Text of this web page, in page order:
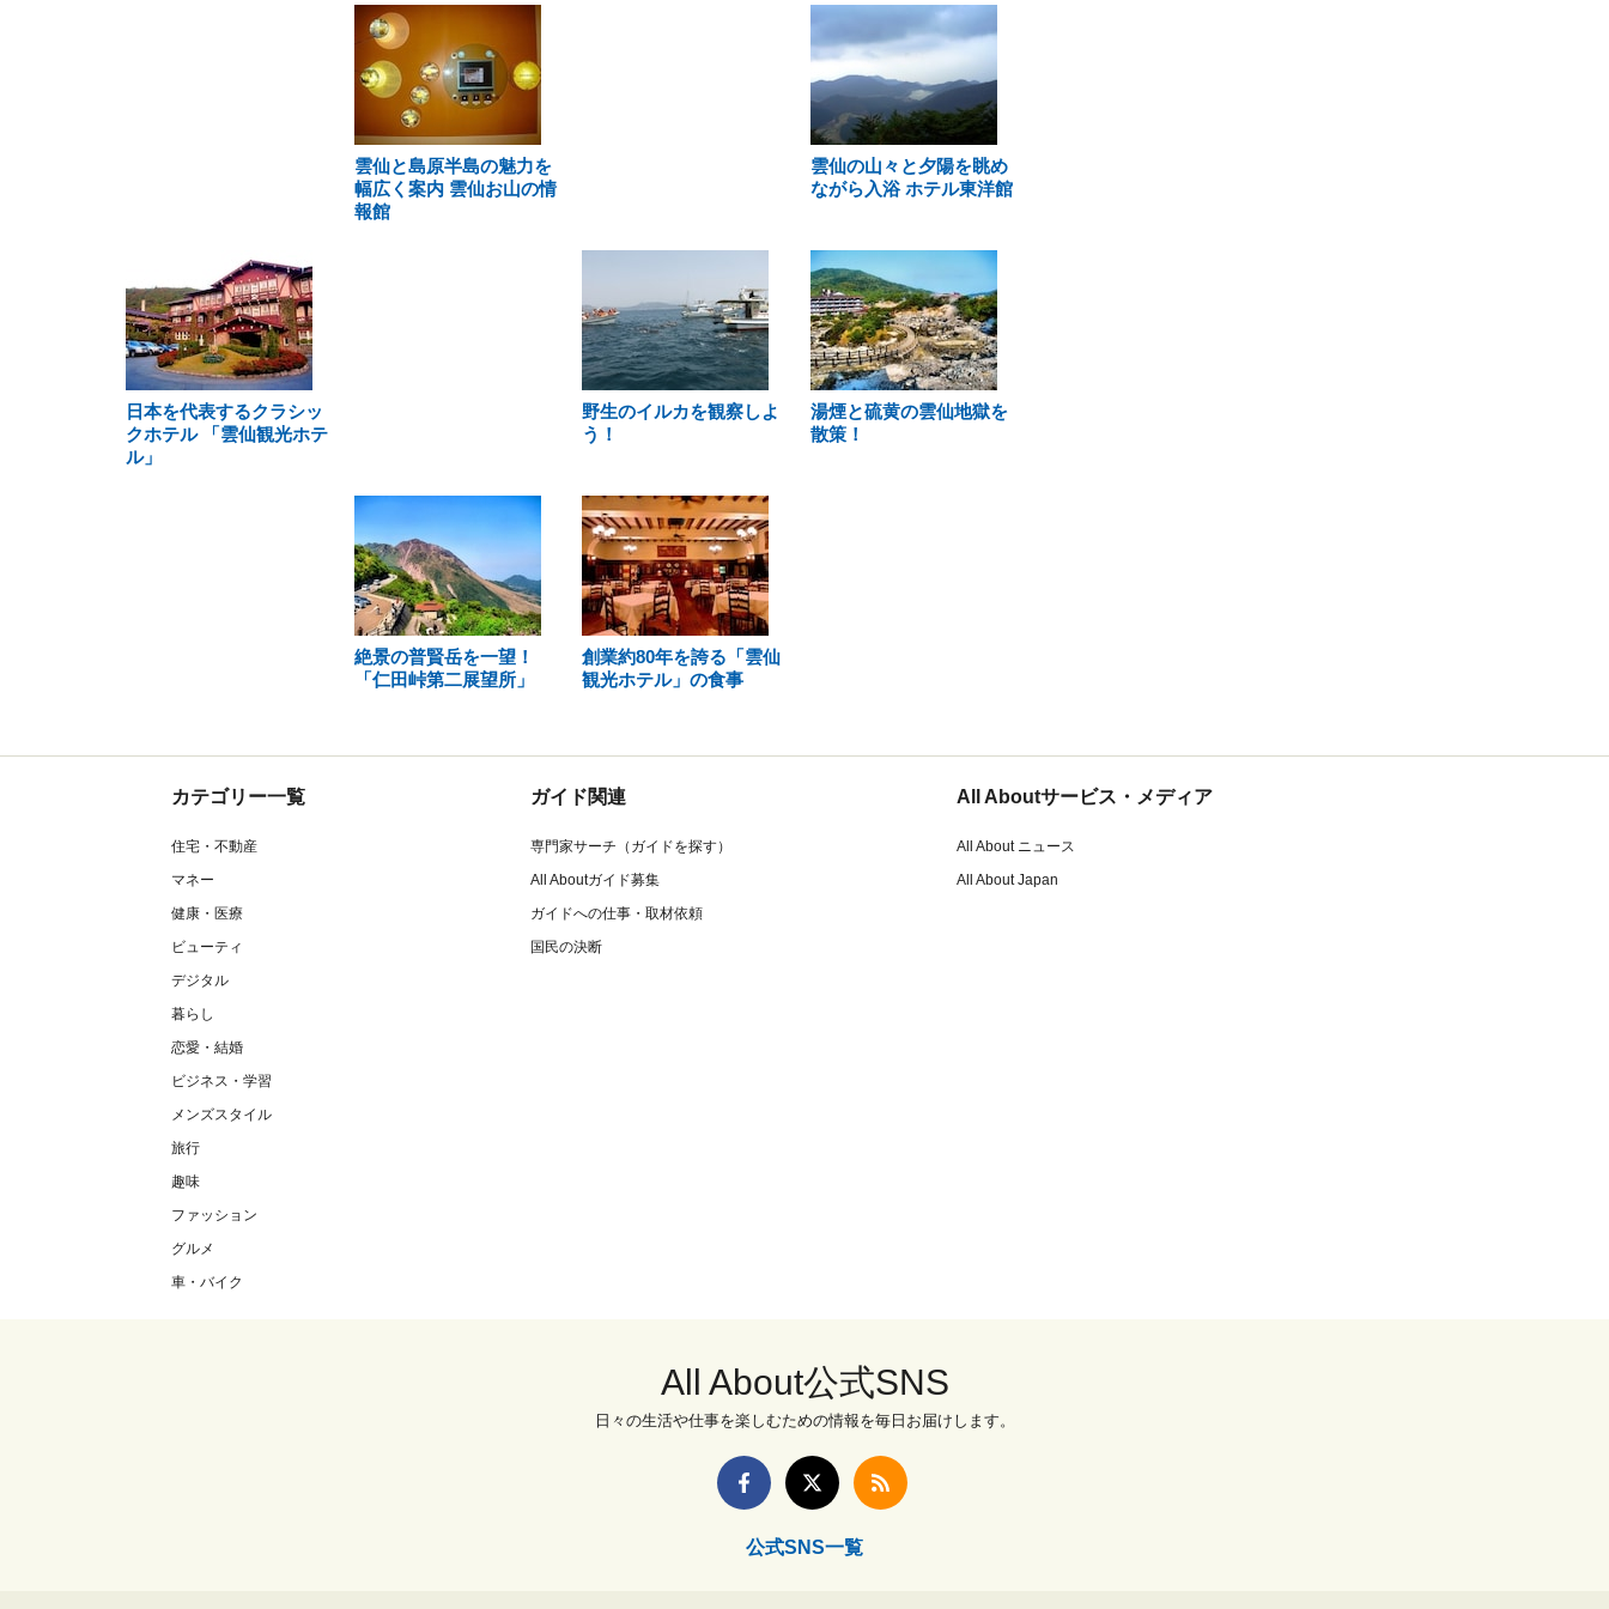
雲仙と島原半島の魅力を
幅広く案内 雲仙お山の情
報館
雲仙の山々と夕陽を眺め
ながら入浴 ホテル東洋館
日本を代表するクラシッ
クホテル 「雲仙観光ホテ
ル」
野生のイルカを観察しよ
う！
湯煙と硫黄の雲仙地獄を
散策！
絶景の普賢岳を一望！
「仁田峠第二展望所」
創業約80年を誇る「雲仙
観光ホテル」の食事
カテゴリー一覧
住宅・不動産
マネー
健康・医療
ビューティ
デジタル
暮らし
恋愛・結婚
ビジネス・学習
メンズスタイル
旅行
趣味
ファッション
グルメ
車・バイク
ガイド関連
専門家サーチ（ガイドを探す）
All Aboutガイド募集
ガイドへの仕事・取材依頼
国民の決断
All Aboutサービス・メディア
All About ニュース
All About Japan
All About公式SNS
日々の生活や仕事を楽しむための情報を毎日お届けします。
公式SNS一覧